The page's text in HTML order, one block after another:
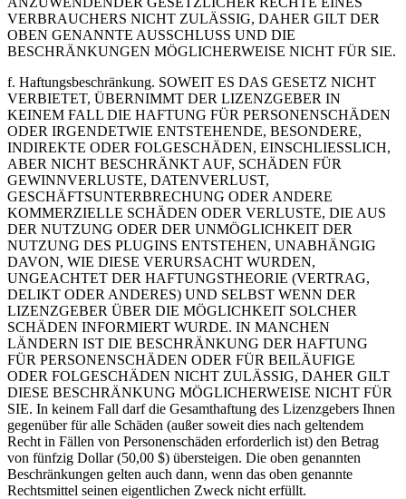
VERBRAUCHERS NICHT ZULÄSSIG, DAHER GILT DER
OBEN GENANNTE AUSSCHLUSS UND DIE
BESCHRÄNKUNGEN MÖGLICHERWEISE NICHT FÜR SIE.
f. Haftungsbeschränkung. SOWEIT ES DAS GESETZ NICHT
VERBIETET, ÜBERNIMMT DER LIZENZGEBER IN
KEINEM FALL DIE HAFTUNG FÜR PERSONENSCHÄDEN
ODER IRGENDETWIE ENTSTEHENDE, BESONDERE,
INDIREKTE ODER FOLGESCHÄDEN, EINSCHLIESSLICH,
ABER NICHT BESCHRÄNKT AUF, SCHÄDEN FÜR
GEWINNVERLUSTE, DATENVERLUST,
GESCHÄFTSUNTERBRECHUNG ODER ANDERE
KOMMERZIELLE SCHÄDEN ODER VERLUSTE, DIE AUS
DER NUTZUNG ODER DER UNMÖGLICHKEIT DER
NUTZUNG DES PLUGINS ENTSTEHEN, UNABHÄNGIG
DAVON, WIE DIESE VERURSACHT WURDEN,
UNGEACHTET DER HAFTUNGSTHEORIE (VERTRAG,
DELIKT ODER ANDERES) UND SELBST WENN DER
LIZENZGEBER ÜBER DIE MÖGLICHKEIT SOLCHER
SCHÄDEN INFORMIERT WURDE. IN MANCHEN
LÄNDERN IST DIE BESCHRÄNKUNG DER HAFTUNG
FÜR PERSONENSCHÄDEN ODER FÜR BEILÄUFIGE
ODER FOLGESCHÄDEN NICHT ZULÄSSIG, DAHER GILT
DIESE BESCHRÄNKUNG MÖGLICHERWEISE NICHT FÜR
SIE. In keinem Fall darf die Gesamthaftung des Lizenzgebers Ihnen
gegenüber für alle Schäden (außer soweit dies nach geltendem
Recht in Fällen von Personenschäden erforderlich ist) den Betrag
von fünfzig Dollar (50,00 $) übersteigen. Die oben genannten
Beschränkungen gelten auch dann, wenn das oben genannte
Rechtsmittel seinen eigentlichen Zweck nicht erfüllt.